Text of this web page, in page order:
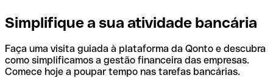
Simplifique a sua atividade bancária
Faça uma visita guiada à plataforma da Qonto e descubra
como simplificamos a gestão financeira das empresas.
Comece hoje a poupar tempo nas tarefas bancárias.